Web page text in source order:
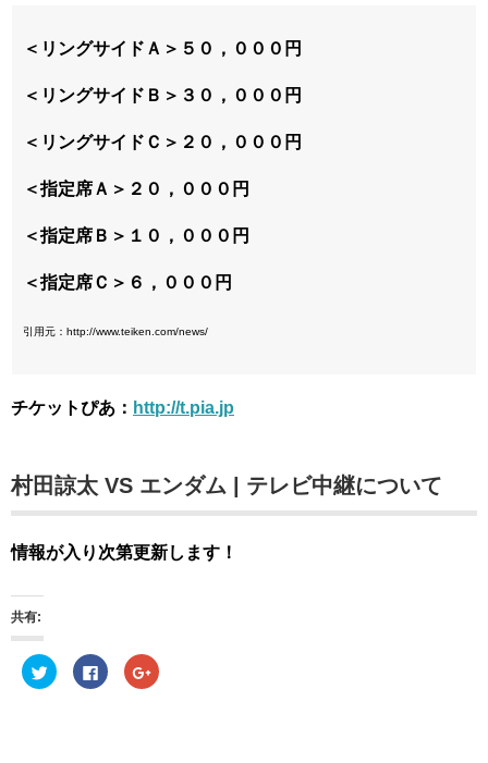
＜リングサイドＡ＞５０，０００円
＜リングサイドＢ＞３０，０００円
＜リングサイドＣ＞２０，０００円
＜指定席Ａ＞２０，０００円
＜指定席Ｂ＞１０，０００円
＜指定席Ｃ＞６，０００円
引用元：http://www.teiken.com/news/
チケットぴあ： http://t.pia.jp
村田諒太 VS エンダム | テレビ中継について
情報が入り次第更新します！
共有:
ク
リ
F
a
ク
リ